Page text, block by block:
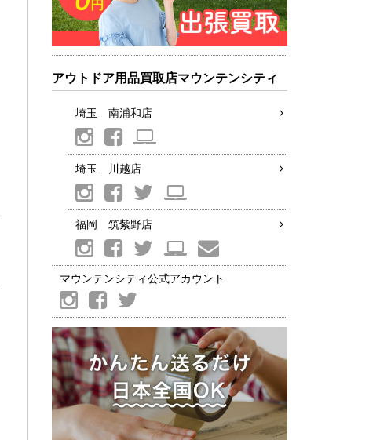
アウトドア用品買取店マウンテンシティ
埼玉 南浦和店
埼玉 川越店
福岡 筑紫野店
マウンテンシティ公式アカウント